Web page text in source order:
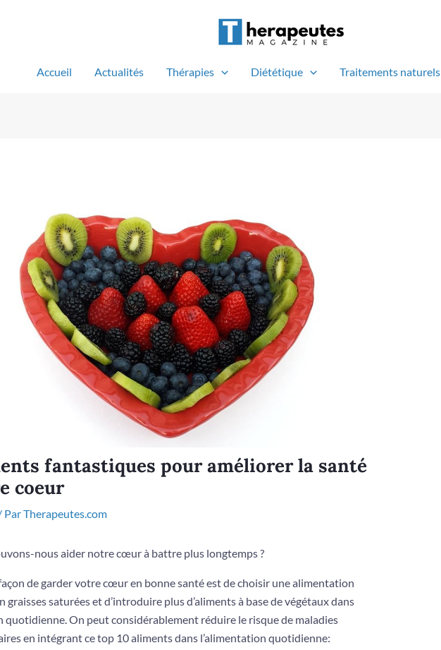
Accueil Actualités Thérapies Diététique Traitements naturels
fantastiques pour améliorer la santé
coeur
ParTherapeutes.com
nous aider notre cœur à battre plus longtemps ?
de garder votre cœur en bonne santé est de choisir une alimentation
graisses saturées et d’introduire plus d’aliments à base de végétaux dans
quotidienne. On peut considérablement réduire le risque de maladies
en intégrant ce top 10 aliments dans l’alimentation quotidienne: